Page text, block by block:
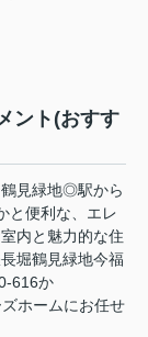
ント(おすす
見緑地◎駅から
と便利な、エレ
内と魅力的な住
堀鶴見緑地今福
616か
ホームにお任せ